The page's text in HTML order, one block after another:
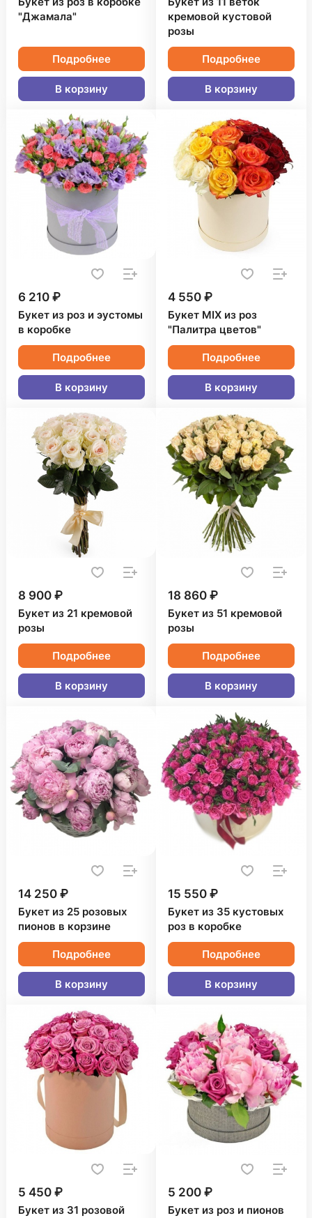
"Джамала"
Подробнее
В корзину
кремовой кустовой
розы
Подробнее
В корзину
6 210 ₽
Букет из роз и эустомы
в коробке
Подробнее
В корзину
4 550 ₽
Букет MIX из роз
"Палитра цветов"
Подробнее
В корзину
8 900 ₽
Букет из 21 кремовой
розы
Подробнее
В корзину
18 860 ₽
Букет из 51 кремовой
розы
Подробнее
В корзину
14 250 ₽
Букет из 25 розовых
пионов в корзине
Подробнее
В корзину
15 550 ₽
Букет из 35 кустовых
роз в коробке
Подробнее
В корзину
5 450 ₽
Букет из 31 розовой
5 200 ₽
Букет из роз и пионов